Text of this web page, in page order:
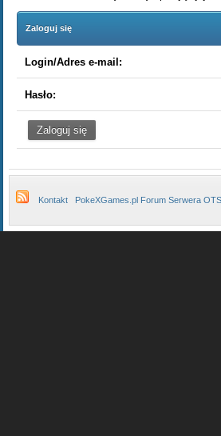
Zaloguj się
Login/Adres e-mail:
Hasło:
Kontakt PokeXGames.pl Forum Serwera OTS